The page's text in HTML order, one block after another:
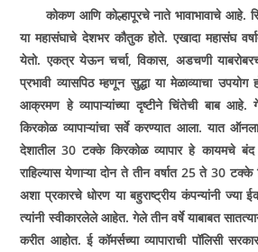
कोकण आणि कोल्हापूरचे नाते भावाभावाचे आहे.
या महासंघाचे देशभर कौतुक होते. एखादा महासंघ
येतो. एकत्र येऊन चर्चा, विकास, अडचणी
प्रभावी व्यासपिठ म्हणून सुद्धा या मेळाव्याचा
आक्रमण हे व्यापाऱ्यांच्या दृष्टीने चिंतेची बाब आहे.
किरकोळ व्यापाऱ्यांचा सर्वे करण्यात आला. यात
देशातील 30 टक्के किरकोळ व्यापार हे कायमचे
राहिल्यास येणाऱ्या दोन ते तीन वर्षात 25 ते 30
अशा प्रकारचे धोरण या बहुराष्ट्रीय कंपन्यांनी ज्या
त्यांनी स्वीकारलेले आहेत. गेले तीन वर्षे याबाबत
करीत आहोत. ई कॉमर्सच्या व्यापाराची पॉलिसी